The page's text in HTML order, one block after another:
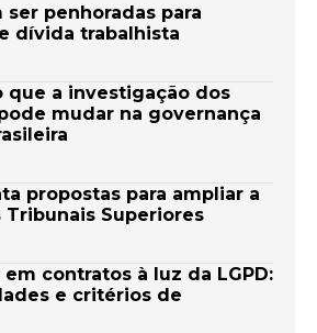
penhoradas para
dívida trabalhista
que a investigação dos
mudar na governança
propostas para ampliar a
Tribunais Superiores
contratos à luz da LGPD:
e critérios de